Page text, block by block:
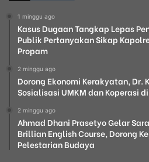
1 minggu ago
Kasus Dugaan Tangkap Lepas
Publik Pertanyakan Sikap
Propam
2 minggu ago
Dorong Ekonomi Kerakyatan, Dr.
Sosialisasi UMKM dan Koperasi
2 minggu ago
Ahmad Dhani Prasetyo Gelar
Brillian English Course, Dorong
Pelestarian Budaya